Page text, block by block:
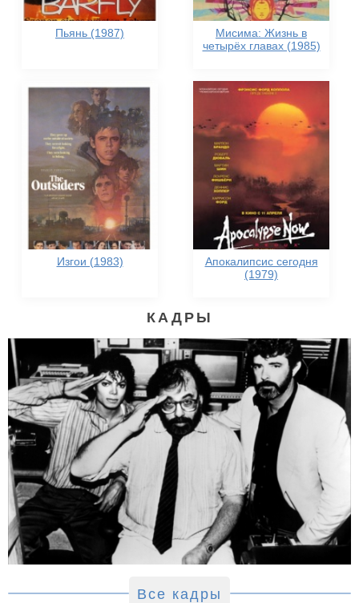
Пьянь (1987)
Мисима: Жизнь в
четырёх главах (1985)
Изгои (1983)
Апокалипсис сегодня
(1979)
КАДРЫ
Все кадры